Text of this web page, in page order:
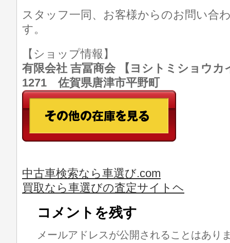
スタッフ一同、お客様からのお問い合
す。
【ショップ情報】
有限会社 吉冨商会 【ヨシトミショウ
1271 佐賀県唐津市平野町
中古車検索なら車選び.com
買取なら車選びの査定サイトヘ
コメントを残す
メールアドレスが公開されることはあり